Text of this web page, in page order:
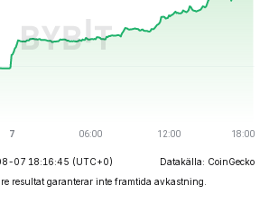
07 18:16:45 (UTC+0)
Datakälla: CoinGecko
resultat garanterar inte framtida avkastning.